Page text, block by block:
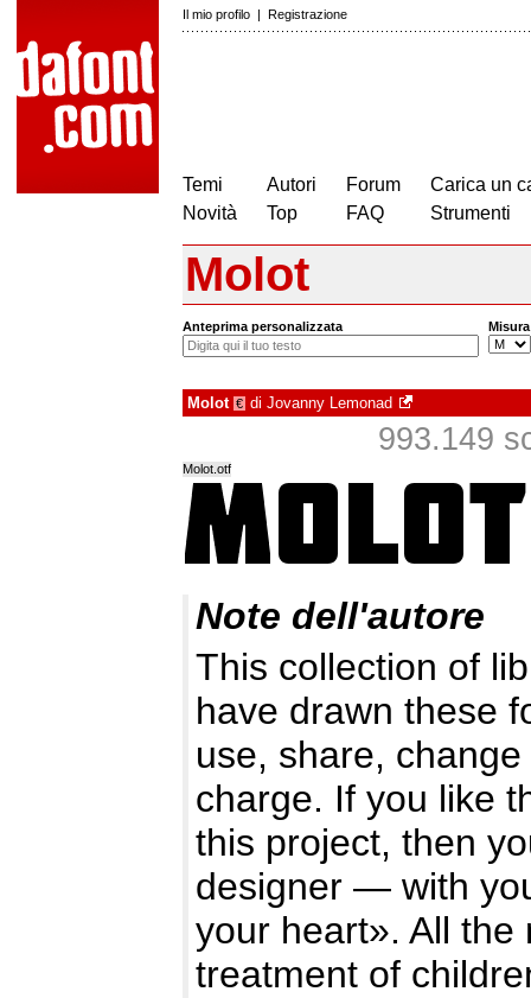
Il mio profilo | Registrazione
Temi
Novità
Autori
Top
Forum
FAQ
Carica un
Strumenti
Molot
Anteprima personalizzata Misura
Molot € di Jovanny Lemonad
993.149
Molot.otf
Note dell'autore
This collection of
have drawn these
use, share,
charge. If you like
this project, then
designer — with
your heart». All
treatment of